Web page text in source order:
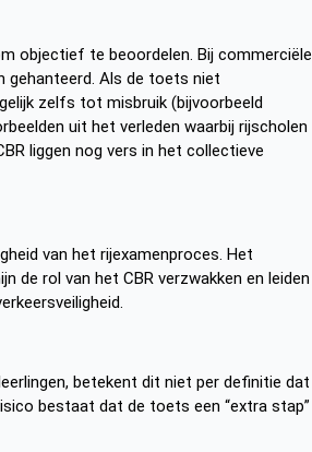
objectief te beoordelen. Bij commerciële
gehanteerd. Als de toets niet
zelfs tot misbruik (bijvoorbeeld
uit het verleden waarbij rijscholen
liggen nog vers in het collectieve
van het rijexamenproces. Het
rol van het CBR verzwakken en leiden
betekent dit niet per definitie dat
bestaat dat de toets een “extra stap”